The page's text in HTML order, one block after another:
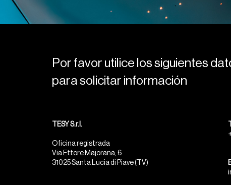
Por favor utilice los siguientes
para solicitar información
TESY S.r.l.
Oficina registrada
Via Ettore Majorana, 6
31025 Santa Lucia di Piave (TV)